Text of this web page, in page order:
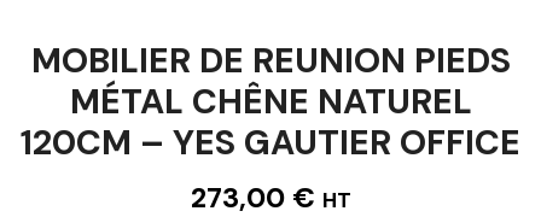
MOBILIER DE REUNION PIEDS
MÉTAL CHÊNE NATUREL
120CM – YES GAUTIER OFFICE
273,00 € HT